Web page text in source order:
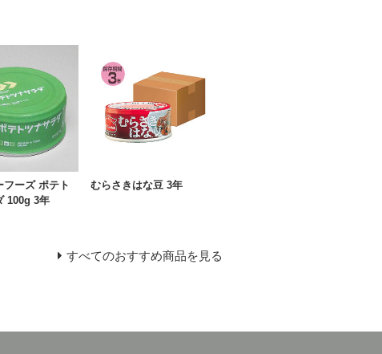
フーズ ポテト
100g 3年
むらさきはな豆 3年
すべてのおすすめ商品を見る